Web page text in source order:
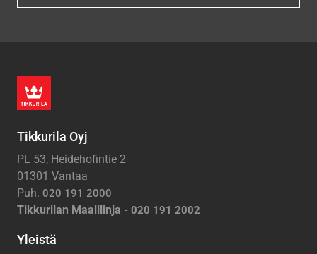
Tikkurila Oyj
PL 53, Heidehofintie 2
01301 Vantaa
Puh. 020 191 2000
Tikkurilan Maalilinja - 020 191 2002
Yleistä